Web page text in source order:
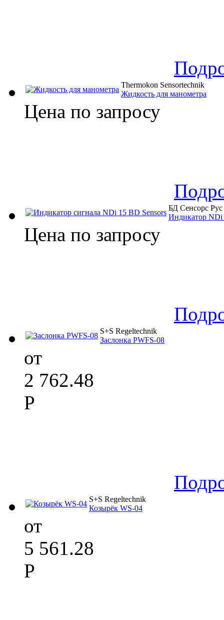
Thermokon Sensortechnik
Жидкость для манометра
Цена по запросу
БД Сенсорс
Индикатор NDi
Цена по запросу
S+S Regeltechnik
Заслонка PWFS-08
от
2 762.48
Р
S+S Regeltechnik
Козырёк WS-04
от
5 561.28
Р